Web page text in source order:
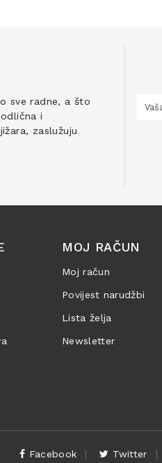
sve radne, a što
i
zaslužuju
MOJ RAČUN
Moj račun
Povijest narudžbi
Lista želja
Newsletter
Facebook Twitter